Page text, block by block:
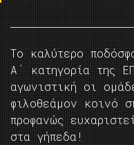
Το καλύτερο
Α΄ κατηγορία της
αγωνιστική οι
φιλοθεάμον κοινό
προφανώς
στα γήπεδα!